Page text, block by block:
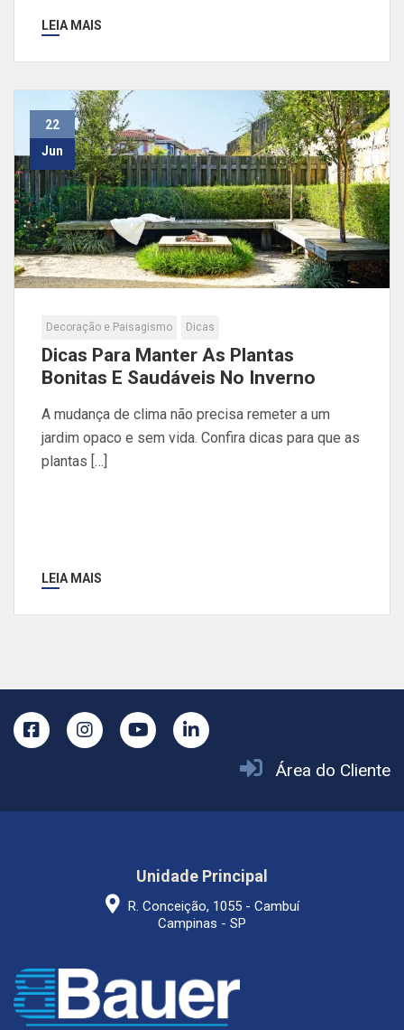
LEIA MAIS
22
Jun
Decoração e Paisagismo Dicas
Dicas Para Manter As Plantas
Bonitas E Saudáveis No Inverno
A mudança de clima não precisa remeter a um
jardim opaco e sem vida. Confira dicas para que as
plantas […]
LEIA MAIS
Área do Cliente
Unidade Principal
R. Conceição, 1055 - Cambuí
Campinas - SP